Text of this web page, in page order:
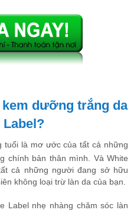
dưỡng trắng da
Label?
tuổi là mơ ước của tất cả những
chính bản thân mình. Và White
cả những người đang sở hữu
không loại trừ làn da của bạn.
Label nhẹ nhàng chăm sóc làn